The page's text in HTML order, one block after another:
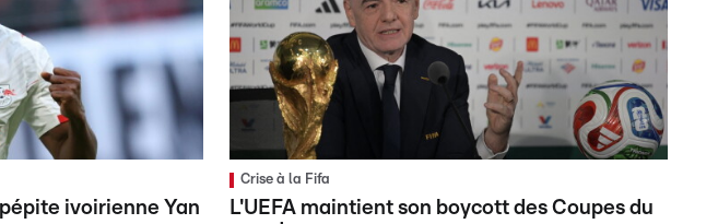
ivoirienne Yan
Crise à la Fifa
L'UEFA maintient son boycott des Coupes du